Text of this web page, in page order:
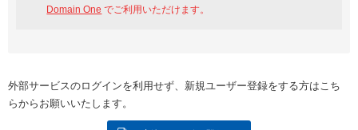
Domain One でご利用いただけます。
外部サービスのログインを利用せず、新規ユーザー登録をする方はこち
らからお願いいたします。